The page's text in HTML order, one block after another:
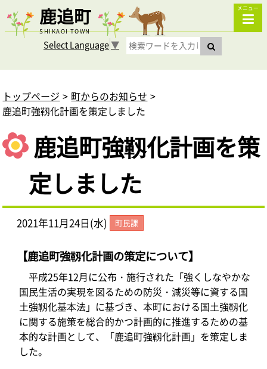
鹿追町
SHIKAOI TOWN
メニュー
Select Language▼
トップページ
町からのお知らせ
鹿追町強靱化計画を策定しました
鹿追町強靱化計画を策
定しました
2021年11月24日(水) 町民課
【鹿追町強靱化計画の策定について】
平成25年12月に公布・施行された「強くしなやかな
国民生活の実現を図るための防災・減災等に資する国
土強靱化基本法」に基づき、本町における国土強靱化
に関する施策を総合的かつ計画的に推進するための基
本的な計画として、「鹿追町強靱化計画」を策定しま
した。